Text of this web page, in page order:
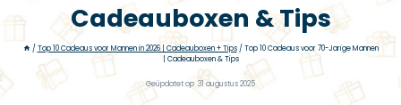
Cadeauboxen & Tips
/ Top 10 Cadeaus voor Mannen in 2026 | Cadeauboxen + Tips / Top 10 Cadeaus voor 70-Jarige Mannen
| Cadeauboxen & Tips
Geüpdatet op 31 augustus 2025